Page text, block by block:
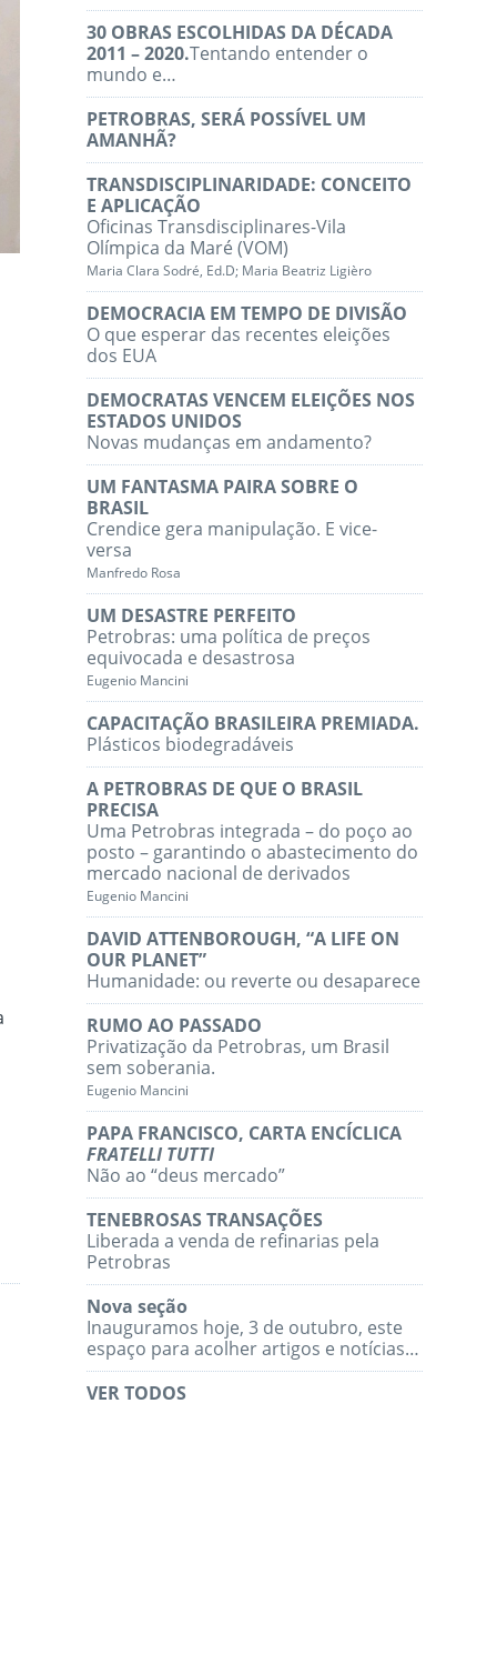
30 OBRAS ESCOLHIDAS DA DÉCADA
2011 – 2020.Tentando entender o
mundo e…
PETROBRAS, SERÁ POSSÍVEL UM
AMANHÃ?
TRANSDISCIPLINARIDADE: CONCEITO
E APLICAÇÃO
Oficinas Transdisciplinares-Vila
Olímpica da Maré (VOM)
Maria Clara Sodré, Ed.D; Maria Beatriz Ligièro
DEMOCRACIA EM TEMPO DE DIVISÃO
O que esperar das recentes eleições
dos EUA
DEMOCRATAS VENCEM ELEIÇÕES NOS
ESTADOS UNIDOS
Novas mudanças em andamento?
UM FANTASMA PAIRA SOBRE O
BRASIL
Crendice gera manipulação. E vice-
versa
Manfredo Rosa
UM DESASTRE PERFEITO
Petrobras: uma política de preços
equivocada e desastrosa
Eugenio Mancini
CAPACITAÇÃO BRASILEIRA PREMIADA.
Plásticos biodegradáveis
A PETROBRAS DE QUE O BRASIL
PRECISA
Uma Petrobras integrada – do poço ao
posto – garantindo o abastecimento do
mercado nacional de derivados
Eugenio Mancini
DAVID ATTENBOROUGH, “A LIFE ON
OUR PLANET”
Humanidade: ou reverte ou desaparece
RUMO AO PASSADO
Privatização da Petrobras, um Brasil
sem soberania.
Eugenio Mancini
PAPA FRANCISCO, CARTA ENCÍCLICA
FRATELLI TUTTI
Não ao “deus mercado”
TENEBROSAS TRANSAÇÕES
Liberada a venda de refinarias pela
Petrobras
Nova seção
Inauguramos hoje, 3 de outubro, este
espaço para acolher artigos e notícias…
VER TODOS